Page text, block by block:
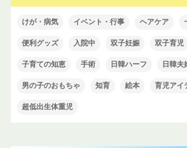
けが・病気 イベント・行事 ヘアケア
便利グッズ 入院中 双子妊娠 双子育児
子育ての知恵 手術 日韓ハーフ 日韓夫
男の子のおもちゃ 知育 絵本 育児アイ
超低出生体重児